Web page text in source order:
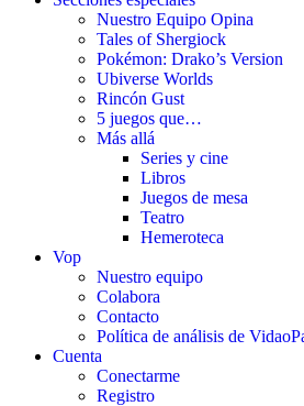
Nuestro Equipo Opina
Tales of Shergiock
Pokémon: Drako’s Version
Ubiverse Worlds
Rincón Gust
5 juegos que…
Más allá
Series y cine
Libros
Juegos de mesa
Teatro
Hemeroteca
Vop
Nuestro equipo
Colabora
Contacto
Política de análisis de
Cuenta
Conectarme
Registro